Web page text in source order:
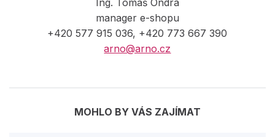
Ing. Tomáš Ondra
manager e-shopu
+420 577 915 036, +420 773 667 390
arno@arno.cz
MOHLO BY VÁS ZAJÍMAT